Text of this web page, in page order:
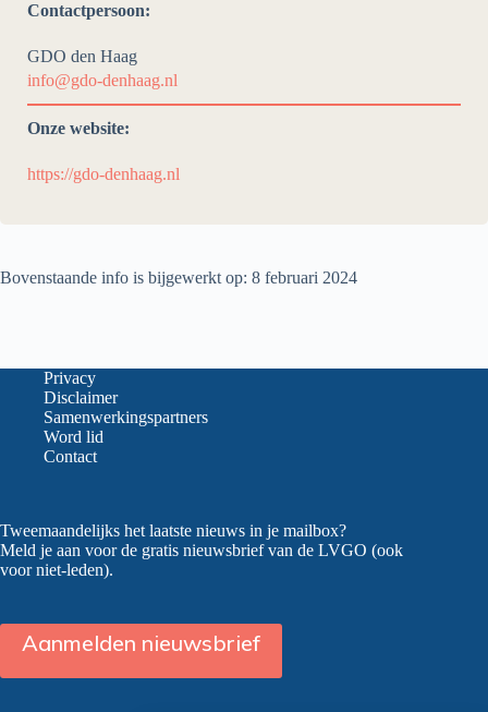
Contactpersoon:
GDO den Haag
info@gdo-denhaag.nl
Onze website:
https://gdo-denhaag.nl
Bovenstaande info is bijgewerkt op: 8 februari 2024
Privacy
Disclaimer
Samenwerkingspartners
Word lid
Contact
Tweemaandelijks het laatste nieuws in je mailbox?
Meld je aan voor de gratis nieuwsbrief van de LVGO (ook
voor niet-leden).
Aanmelden nieuwsbrief